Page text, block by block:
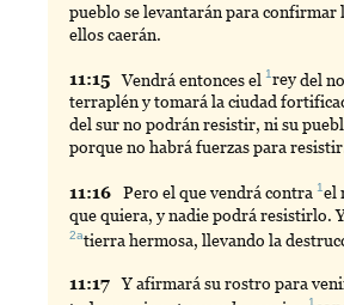
pueblo se levantarán para confirmar
ellos caerán.
11:15 Vendrá entonces el1reydel
terraplén y tomará la ciudad
del sur no podrán resistir, ni su
porque no habrá fuerzas para
11:16 Pero el que vendrá contra1el
que quiera, y nadie podrá resistirlo.
2atierra hermosa, llevando la
11:17 Yafirmará su rostro para